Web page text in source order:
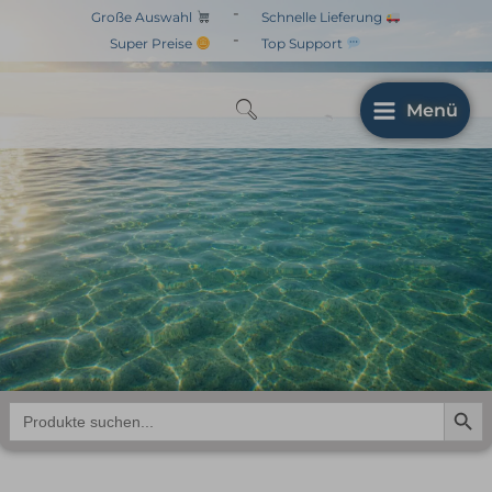
springen
Große Auswahl
Super Preise
-
-
Schnelle Lieferung
Top Support
Menü
Search
for:
Search